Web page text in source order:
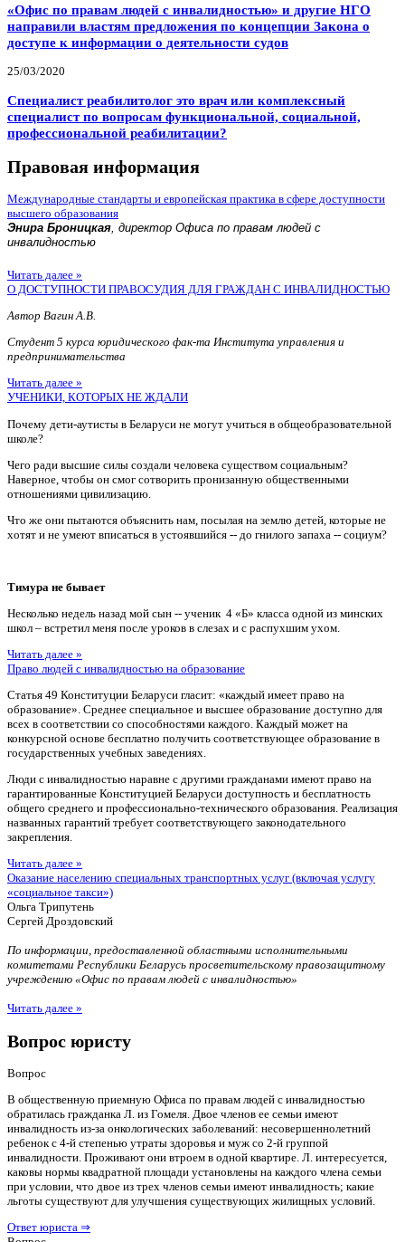
«Офис по правам людей с инвалидностью» и другие НГО
направили властям предложения по концепции Закона о
доступе к информации о деятельности судов
25/03/2020
Специалист реабилитолог это врач или комплексный
специалист по вопросам функциональной, социальной,
профессиональной реабилитации?
Правовая информация
Международные стандарты и европейская практика в сфере доступности
высшего образования
Энира Броницкая, директор Офиса по правам людей с
инвалидностью
Читать далее »
О ДОСТУПНОСТИ ПРАВОСУДИЯ ДЛЯ ГРАЖДАН С ИНВАЛИДНОСТЬЮ
Автор Вагин А.В.
Студент 5 курса юридического фак-та Института управления и
предпринимательства
Читать далее »
УЧЕНИКИ, КОТОРЫХ НЕ ЖДАЛИ
Почему дети-аутисты в Беларуси не могут учиться в общеобразовательной
школе?
Чего ради высшие силы создали человека существом социальным?
Наверное, чтобы он смог сотворить пронизанную общественными
отношениями цивилизацию.
Что же они пытаются объяснить нам, посылая на землю детей, которые не
хотят и не умеют вписаться в устоявшийся -- до гнилого запаха -- социум?
Тимура не бывает
Несколько недель назад мой сын -- ученик 4 «Б» класса одной из минских
школ – встретил меня после уроков в слезах и с распухшим ухом.
Читать далее »
Право людей с инвалидностью на образование
Статья 49 Конституции Беларуси гласит: «каждый имеет право на
образование». Среднее специальное и высшее образование доступно для
всех в соответствии со способностями каждого. Каждый может на
конкурсной основе бесплатно получить соответствующее образование в
государственных учебных заведениях.
Люди с инвалидностью наравне с другими гражданами имеют право на
гарантированные Конституцией Беларуси доступность и бесплатность
общего среднего и профессионально-технического образования. Реализация
названных гарантий требует соответствующего законодательного
закрепления.
Читать далее »
Оказание населению специальных транспортных услуг (включая услугу
«социальное такси»)
Ольга Трипутень
Сергей Дроздовский
По информации, предоставленной областными исполнительными
комитетами Республики Беларусь просветительскому правозащитному
учреждению «Офис по правам людей с инвалидностью»
Читать далее »
Вопрос юристу
Вопрос
В общественную приемную Офиса по правам людей с инвалидностью
обратилась гражданка Л. из Гомеля. Двое членов ее семьи имеют
инвалидность из-за онкологических заболеваний: несовершеннолетний
ребенок с 4-й степенью утраты здоровья и муж со 2-й группой
инвалидности. Проживают они втроем в одной квартире. Л. интересуется,
каковы нормы квадратной площади установлены на каждого члена семьи
при условии, что двое из трех членов семьи имеют инвалидность; какие
льготы существуют для улучшения существующих жилищных условий.
Ответ юриста ⇒